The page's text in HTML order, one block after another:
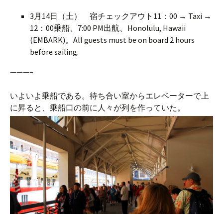
3月14日（土） 宿チェックアウト11：00 → Taxi →
12：00乗船、7:00 PM出航、Honolulu, Hawaii
(EMBARK)。All guests must be on board 2 hours
before sailing.
———–
いよいよ乗船である。待ち合い室からエレベーターで上
に昇ると、乗船口の前に人々が列を作っていた。